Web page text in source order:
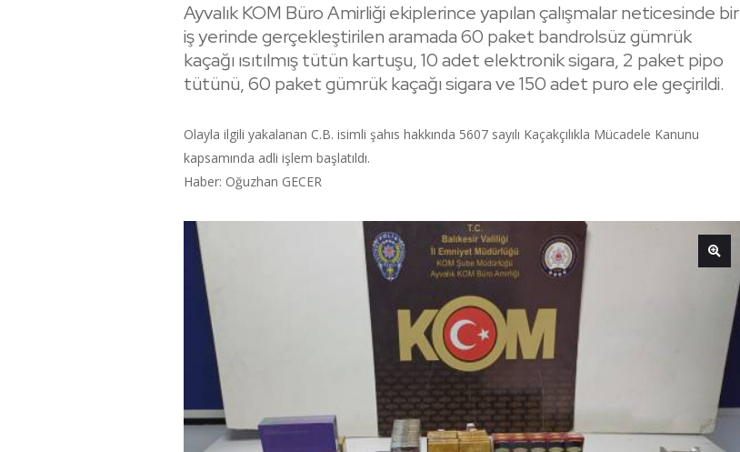
Ayvalık KOM Büro Amirliği ekiplerince yapılan çalışmalar neticesinde bir
iş yerinde gerçekleştirilen aramada 60 paket bandrolsüz gümrük
kaçağı ısıtılmış tütün kartuşu, 10 adet elektronik sigara, 2 paket pipo
tütünü, 60 paket gümrük kaçağı sigara ve 150 adet puro ele geçirildi.
Olayla ilgili yakalanan C.B. isimli şahıs hakkında 5607 sayılı Kaçakçılıkla Mücadele Kanunu
kapsamında adli işlem başlatıldı.
Haber: Oğuzhan GECER